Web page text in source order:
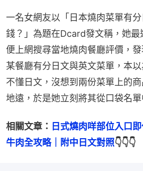
一名女網友以「日本燒肉菜單有
錢？」為題在Dcard發文稱，她最
便上網搜尋當地燒肉餐廳評價，
某餐廳有分日文與英文菜單，本
不懂日文，沒想到兩份菜單上的
地遠，於是她立刻將其從口袋名單
相關文章： 日式燒肉咩部位入口
牛肉全攻略｜附中日文對照👇👇👇